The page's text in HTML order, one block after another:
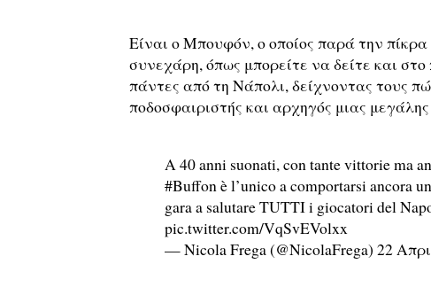
Είναι ο Μπουφόν, ο οποίος παρά την πίκρα
συνεχάρη, όπως μπορείτε να δείτε και
πάντες από τη Νάπολι, δείχνοντας τους
ποδοσφαιριστής και αρχηγός μιας
A 40 anni suonati, con tante vittorie ma
#Buffonè l’unico a comportarsi ancora
gara a salutare TUTTI i giocatori del
pic.twitter.com/VqSvEVolxx
— Nicola Frega (@NicolaFrega) 22